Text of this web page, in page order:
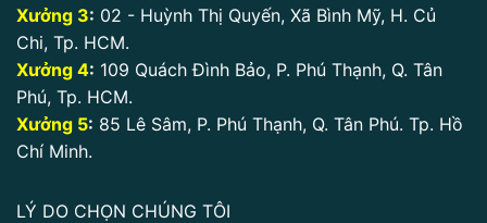
Xưởng 3: 02 - Huỳnh Thị Quyến, Xã Bình Mỹ, H. Củ
Chi, Tp. HCM.
Xưởng 4: 109 Quách Đình Bảo, P. Phú Thạnh, Q. Tân
Phú, Tp. HCM.
Xưởng 5: 85 Lê Sâm, P. Phú Thạnh, Q. Tân Phú. Tp. Hồ
Chí Minh.
LÝ DO CHỌN CHÚNG TÔI